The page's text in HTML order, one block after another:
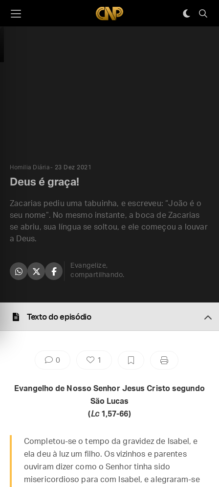
Homilia Diária 23 Dez 2021
Deus é graça!
Zacarias pediu uma tabuinha, e escreveu: “João é o
seu nome”. No mesmo instante, a boca de Zacarias
se abriu, sua língua se soltou, e ele começou a louvar
a Deus.
Evangelize,
compartilhando.
Texto do episódio
0 1
Evangelho de Nosso Senhor Jesus Cristo segundo
São Lucas
(Lc1,57-66)
Completou-se o tempo da gravidez de Isabel, e
ela deu à luz um filho. Os vizinhos e parentes
ouviram dizer como o Senhor tinha sido
misericordioso para com Isabel, e alegraram-se